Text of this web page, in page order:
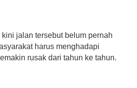
jalan tersebut belum pernah
harus menghadapi
rusak dari tahun ke tahun.